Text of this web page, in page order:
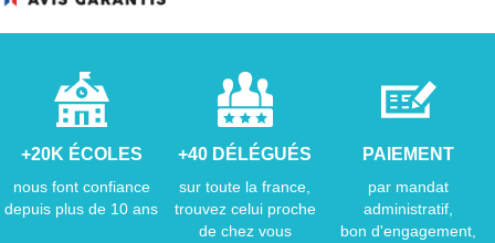
+20K ÉCOLES
nous font confiance
depuis plus de 10 ans
+40 DÉLÉGUÉS
sur toute la france,
trouvez celui proche
de chez vous
PAIEMENT
par mandat
administratif,
bon d'engagement,